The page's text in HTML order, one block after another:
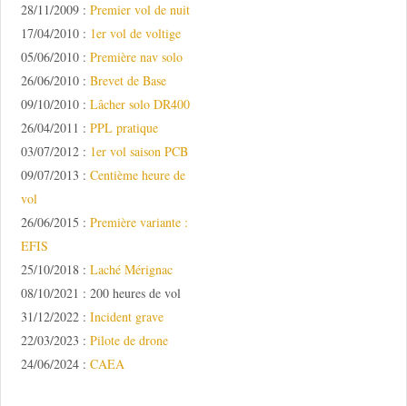
28/11/2009 : Premier vol de nuit
17/04/2010 : 1er vol de voltige
05/06/2010 : Première nav solo
26/06/2010 : Brevet de Base
09/10/2010 : Lâcher solo DR400
26/04/2011 : PPL pratique
03/07/2012 : 1er vol saison PCB
09/07/2013 : Centième heure de
vol
26/06/2015 : Première variante :
EFIS
25/10/2018 : Laché Mérignac
08/10/2021 : 200 heures de vol
31/12/2022 : Incident grave
22/03/2023 : Pilote de drone
24/06/2024 : CAEA